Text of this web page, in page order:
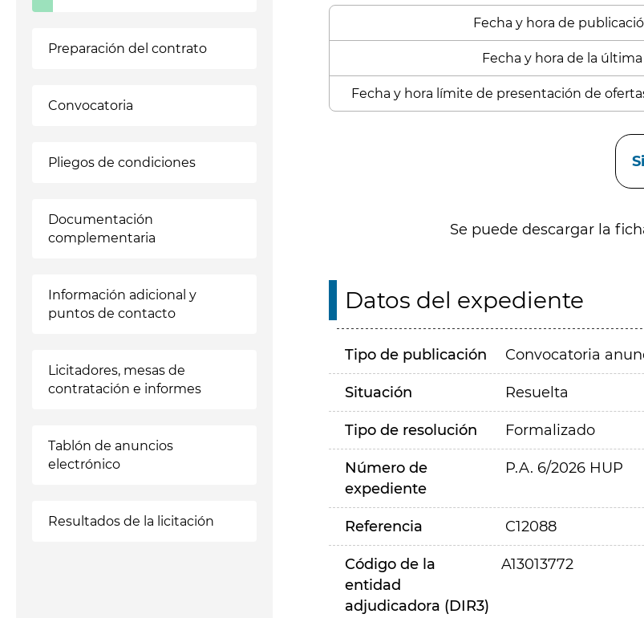
Preparación del contrato
Convocatoria
Pliegos de condiciones
Documentación
complementaria
Información adicional y
puntos de contacto
Licitadores, mesas de
contratación e informes
Tablón de anuncios
electrónico
Resultados de la licitación
Fecha y hora de
Fecha y hora de la última
Fecha y hora límite de presentación de
Se puede descargar la
Datos del expediente
Tipo de publicación Convocatoria
Situación Resuelta
Tipo de resolución Formalizado
Número de
expediente
P.A. 6/2026 HUP
Referencia C12088
Código de la
entidad
adjudicadora (DIR3)
A13013772